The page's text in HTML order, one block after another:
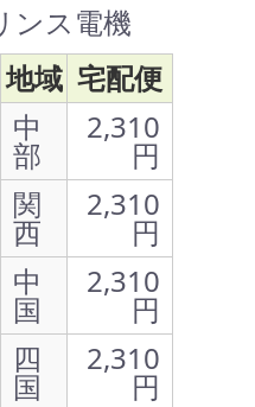
ンス電機
地域 宅配便
中
部
2,310
円
関
西
2,310
円
中
国
2,310
円
四
国
2,310
円